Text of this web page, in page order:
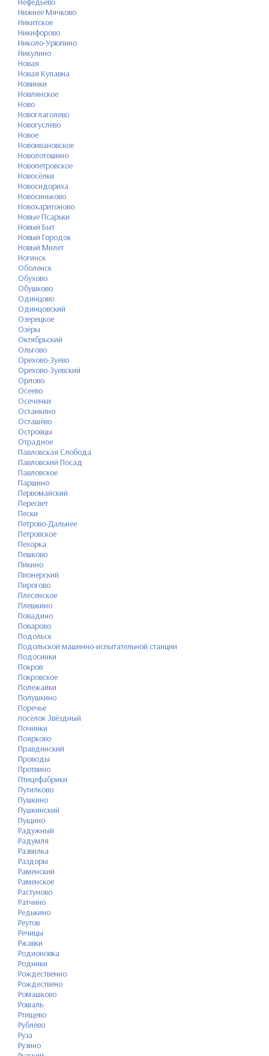
Нижнее Мячково
Никитское
Никифорово
Николо-Урюпино
Никулино
Новая
Новая Купавна
Новинки
Новлянское
Ново
Новоглаголево
Новогуслево
Новое
Новоивановское
Новолотошино
Новопетровское
Новосёлки
Новосидориха
Новосиньково
Новохаритоново
Новые Псарьки
Новый Быт
Новый Городок
Новый Милет
Ногинск
Оболенск
Обухово
Обушково
Одинцово
Одинцовский
Озерецкое
Озёры
Октябрьский
Ольгово
Орехово-Зуево
Орехово-Зуевский
Орлово
Осеево
Осеченки
Останкино
Осташёво
Островцы
Отрадное
Павловская Слобода
Павловский Посад
Павловское
Паршино
Первомайский
Пересвет
Пески
Петрово-Дальнее
Петровское
Пехорка
Пешково
Пикино
Пионерский
Пирогово
Плесенское
Плешкино
Повадино
Поварово
Подольск
Подольской машинно-испытательной станции
Подосинки
Покров
Покровское
Полежайки
Полушкино
Поречье
посёлок Звёздный
Починки
Поярково
Правдинский
Проводы
Протвино
Птицефабрики
Путилково
Пушкино
Пушкинский
Пущино
Радужный
Радумля
Развилка
Раздоры
Раменский
Раменское
Растуново
Ратчино
Редькино
Реутов
Речицы
Ржавки
Родионовка
Родники
Рождественно
Рождествено
Ромашково
Рошаль
Ртищево
Рублёво
Руза
Рузино